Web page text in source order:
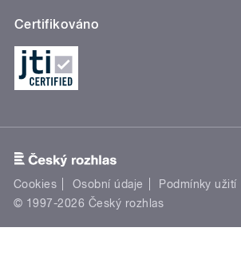
Certifikováno
Cookies Osobní údaje Podmínky užití
© 1997-2026 Český rozhlas